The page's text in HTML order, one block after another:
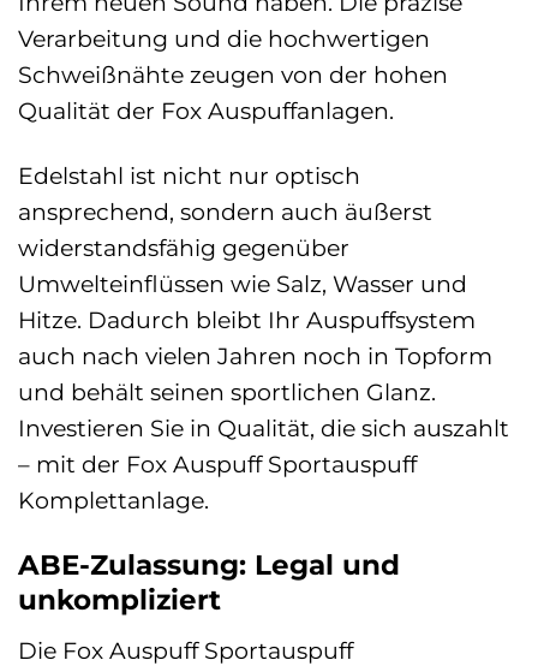
Verarbeitung und die hochwertigen
Schweißnähte zeugen von der hohen
Qualität der Fox Auspuffanlagen.
Edelstahl ist nicht nur optisch
ansprechend, sondern auch äußerst
widerstandsfähig gegenüber
Umwelteinflüssen wie Salz, Wasser und
Hitze. Dadurch bleibt Ihr Auspuffsystem
auch nach vielen Jahren noch in Topform
und behält seinen sportlichen Glanz.
Investieren Sie in Qualität, die sich auszahlt
– mit der Fox Auspuff Sportauspuff
Komplettanlage.
ABE-Zulassung: Legal und
unkompliziert
Die Fox Auspuff Sportauspuff